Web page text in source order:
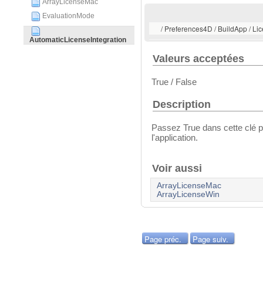
ArrayLicenseMac
EvaluationMode
AutomaticLicenseIntegration
/ Preferences4D / BuildApp /
Valeurs acceptées
True / False
Description
Passez True dans cette clé
l'application.
Voir aussi
ArrayLicenseMac
ArrayLicenseWin
Page préc. Page suiv.